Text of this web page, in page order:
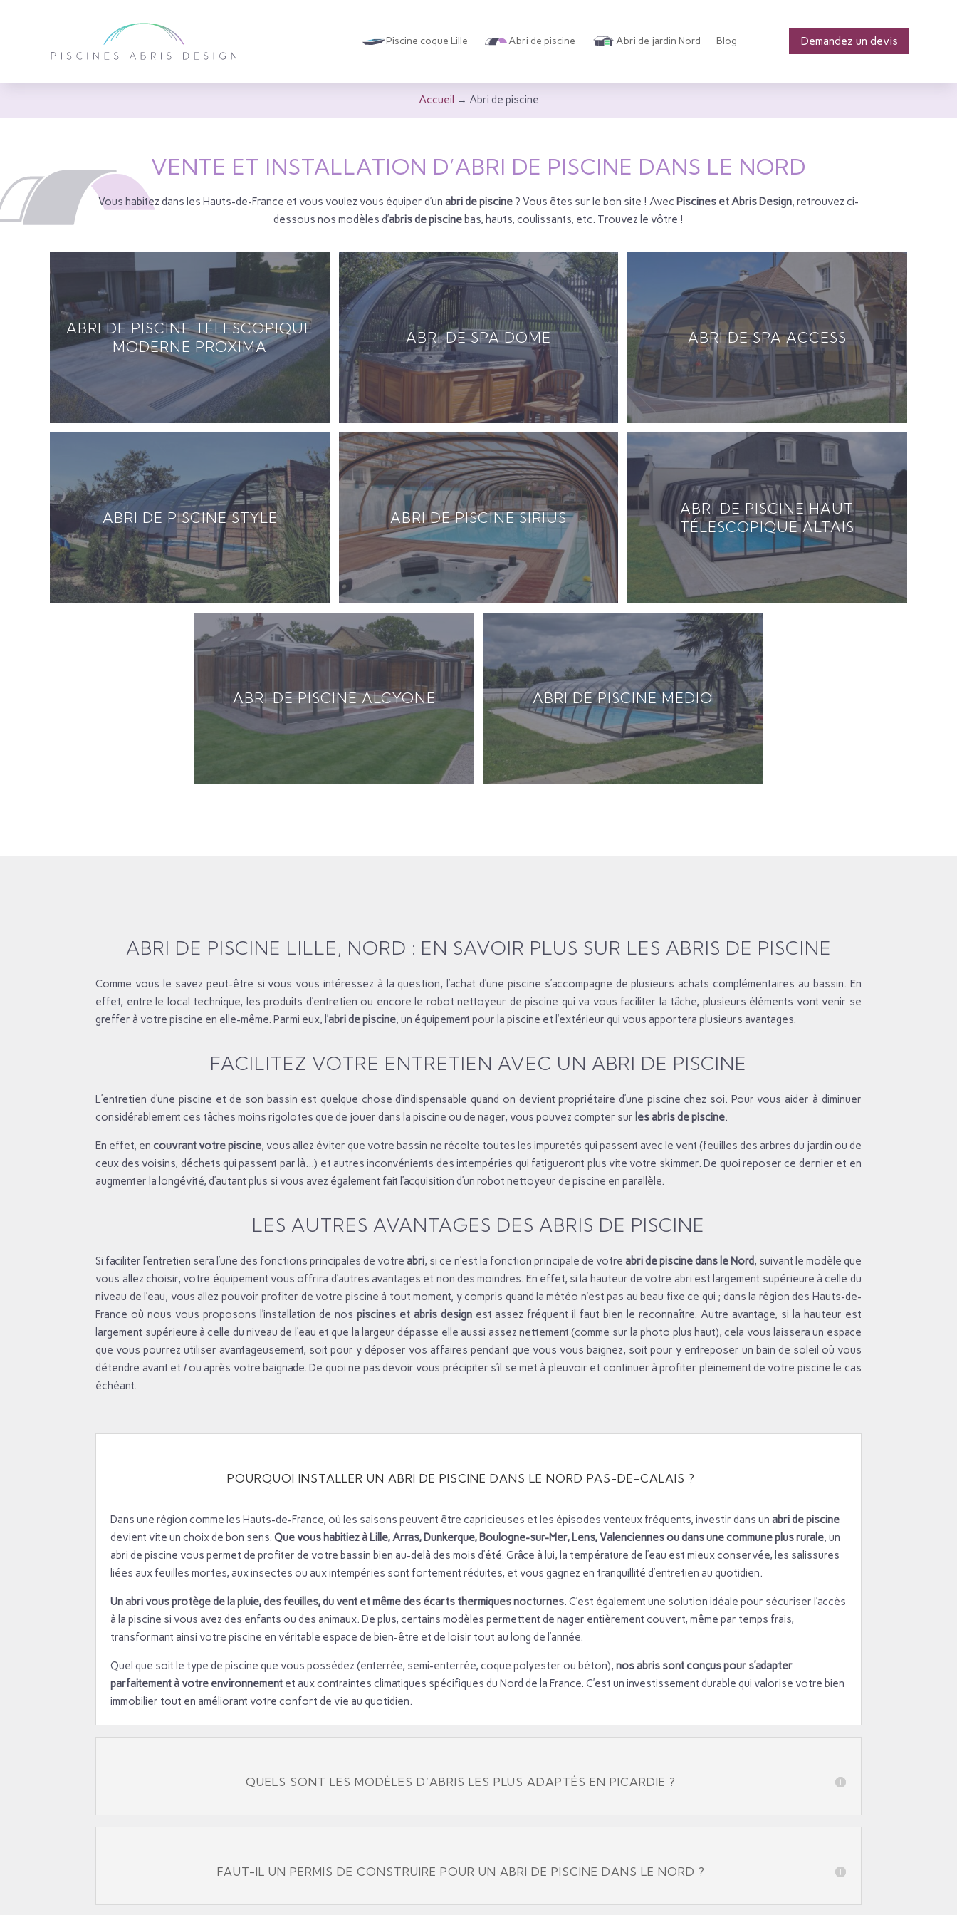
Piscine coque Lille Abri de piscine Abri de jardin Nord Blog Demandez un devis
Accueil → Abri de piscine
VENTE ET INSTALLATION D’ABRI DE PISCINE DANS LE NORD
Vous habitez dans les Hauts-de-France et vous voulez vous équiper d’un abri de piscine ? Vous êtes sur le bon site ! Avec Piscines et Abris Design, retrouvez ci-
dessous nos modèles d’abris de piscine bas, hauts, coulissants, etc. Trouvez le vôtre !
ABRI DE PISCINE TÉLESCOPIQUE
MODERNE PROXIMA
ABRI DE SPA DOME ABRI DE SPA ACCESS
ABRI DE PISCINE STYLE ABRI DE PISCINE SIRIUS
ABRI DE PISCINE HAUT
TÉLESCOPIQUE ALTAÏS
ABRI DE PISCINE ALCYONE ABRI DE PISCINE MEDIO
ABRI DE PISCINE LILLE, NORD : EN SAVOIR PLUS SUR LES ABRIS DE PISCINE
Comme vous le savez peut-être si vous vous intéressez à la question, l’achat d’une piscine s’accompagne de plusieurs achats complémentaires au bassin. En
effet, entre le local technique, les produits d’entretien ou encore le robot nettoyeur de piscine qui va vous faciliter la tâche, plusieurs éléments vont venir se
greffer à votre piscine en elle-même. Parmi eux, l’abri de piscine, un équipement pour la piscine et l’extérieur qui vous apportera plusieurs avantages.
FACILITEZ VOTRE ENTRETIEN AVEC UN ABRI DE PISCINE
L’entretien d’une piscine et de son bassin est quelque chose d’indispensable quand on devient propriétaire d’une piscine chez soi. Pour vous aider à diminuer
considérablement ces tâches moins rigolotes que de jouer dans la piscine ou de nager, vous pouvez compter sur les abris de piscine.
En effet, encouvrant votre piscine, vous allez éviter que votre bassin ne récolte toutes les impuretés qui passent avec le vent (feuilles des arbres du jardin ou de
ceux des voisins, déchets qui passent par là…) et autres inconvénients des intempéries qui fatigueront plus vite votre skimmer. De quoi reposer ce dernier et en
augmenter la longévité, d’autant plus si vous avez également fait l’acquisition d’un robot nettoyeur de piscine en parallèle.
LES AUTRES AVANTAGES DES ABRIS DE PISCINE
Si faciliter l’entretien sera l’une des fonctions principales de votre abri, si ce n’est la fonction principale de votre abri de piscine dans le Nord, suivant le modèle que
vous allez choisir, votre équipement vous offrira d’autres avantages et non des moindres. En effet, si la hauteur de votre abri est largement supérieure à celle du
niveau de l’eau, vous allez pouvoir profiter de votre piscine à tout moment, y compris quand la météo n’est pas au beau fixe ce qui ; dans la région des Hauts-de-
France où nous vous proposons l’installation de nos piscines et abris designest assez fréquent il faut bien le reconnaître. Autre avantage, si la hauteur est
largement supérieure à celle du niveau de l’eau et que la largeur dépasse elle aussi assez nettement (comme sur la photo plus haut), cela vous laissera un espace
que vous pourrez utiliser avantageusement, soit pour y déposer vos affaires pendant que vous vous baignez, soit pour y entreposer un bain de soleil où vous
détendre avant et / ou après votre baignade. De quoi ne pas devoir vous précipiter s’il se met à pleuvoir et continuer à profiter pleinement de votre piscine le cas
échéant.
POURQUOI INSTALLER UN ABRI DE PISCINE DANS LE NORD PAS-DE-CALAIS ?
Dans une région comme les Hauts-de-France, où les saisons peuvent être capricieuses et les épisodes venteux fréquents, investir dans unabri de piscine
devient vite un choix de bon sens.Que vous habitiez à Lille, Arras, Dunkerque, Boulogne-sur-Mer, Lens, Valenciennes ou dans une commune plus rurale, un
abri de piscine vous permet de profiter de votre bassin bien au-delà des mois d’été. Grâce à lui, la température de l’eau est mieux conservée, les salissures
liées aux feuilles mortes, aux insectes ou aux intempéries sont fortement réduites, et vous gagnez en tranquillité d’entretien au quotidien.
Un abri vous protège de la pluie, des feuilles, du vent et même des écarts thermiques nocturnes. C’est également une solution idéale pour sécuriser l’accès
à la piscine si vous avez des enfants ou des animaux. De plus, certains modèles permettent de nager entièrement couvert, même par temps frais,
transformant ainsi votre piscine en véritable espace de bien-être et de loisir tout au long de l’année.
Quel que soit le type de piscine que vous possédez (enterrée, semi-enterrée, coque polyester ou béton),nos abris sont conçus pour s’adapter
parfaitement à votre environnement et aux contraintes climatiques spécifiques du Nord de la France. C’est un investissement durable qui valorise votre bien
immobilier tout en améliorant votre confort de vie au quotidien.
QUELS SONT LES MODÈLES D’ABRIS LES PLUS ADAPTÉS EN PICARDIE ?
FAUT-IL UN PERMIS DE CONSTRUIRE POUR UN ABRI DE PISCINE DANS LE NORD ?